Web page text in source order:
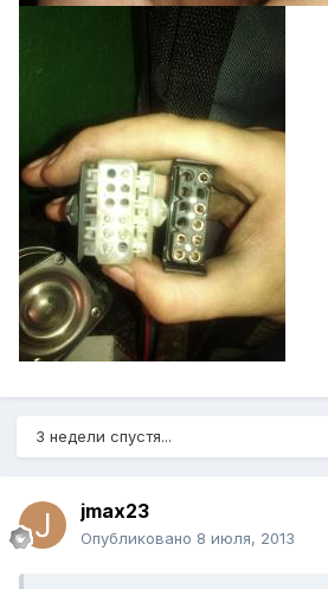
3 недели спустя...
jmax23
Опубликовано 8 июля, 2013